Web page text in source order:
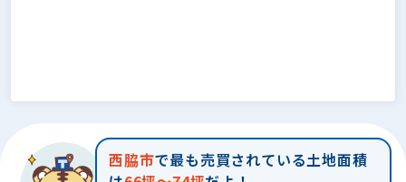
西脇市で最も売買されている土地面積